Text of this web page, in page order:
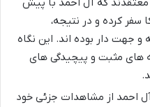
سفر کرده و در نتیجه،
جهت دار بوده اند. این نگاه
های مثبت و پیچیدگی های
احمد از مشاهدات جزئی خود